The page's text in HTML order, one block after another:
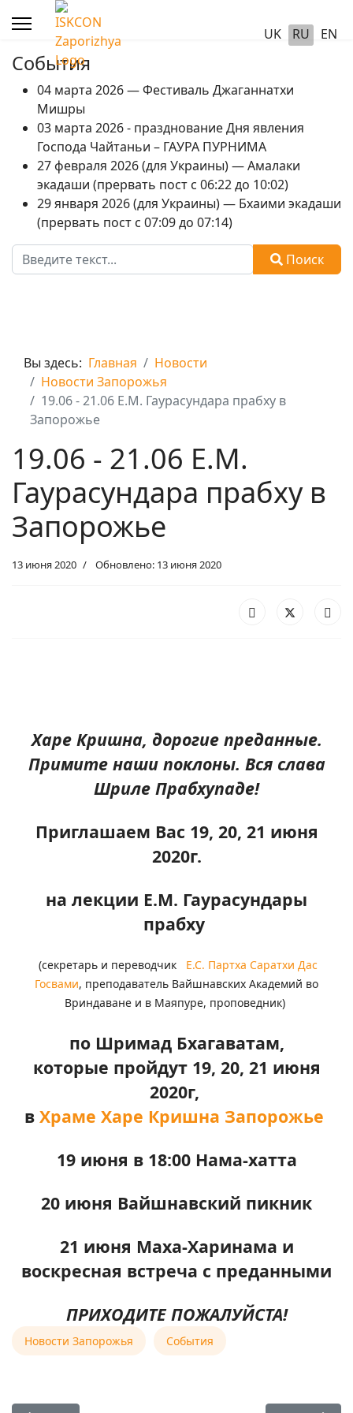
UK RU EN
События
04 марта 2026 — Фестиваль Джаганнатхи
Мишры
03 марта 2026 - празднование Дня явления
Господа Чайтаньи – ГАУРА ПУРНИМА
27 февраля 2026 (для Украины) — Амалаки
экадаши (прервать пост с 06:22 до 10:02)
29 января 2026 (для Украины) — Бхаими экадаши
(прервать пост с 07:09 до 07:14)
Поиск
Поиск
Вы здесь: Главная
Новости
Новости Запорожья
19.06 - 21.06 Е.М. Гаурасундара прабху в
Запорожье
19.06 - 21.06 Е.М.
Гаурасундара прабху в
Запорожье
13 июня 2020 Обновлено: 13 июня 2020
Харе Кришна, дорогие преданные.
Примите наши поклоны. Вся слава
Шриле Прабхупаде!
Приглашаем Вас 19, 20, 21 июня
2020г.
на лекции Е.М. Гаураcундары
прабху
(секретарь и переводчик Е.С. Партха Саратхи Дас
Госвами, преподаватель Вайшнавских Академий во
Вриндаване и в Маяпуре, проповедник)
по Шримад Бхагаватам,
которые пройдут 19, 20, 21 июня
2020г,
в Храме Харе Кришна Запорожье
19 июня в 18:00 Нама-хатта
20 июня Вайшнавский пикник
21 июня Маха-Харинама и
воскресная встреча с преданными
ПРИХОДИТЕ ПОЖАЛУЙСТА!
Новости Запорожья События